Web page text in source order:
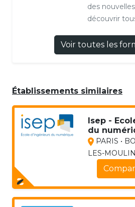
des
découvrir
Voir toutes les
Établissements similaires
Isep -
du
PARIS •
LES-